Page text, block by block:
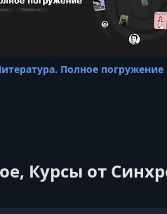
Полное погружение
Курсы от